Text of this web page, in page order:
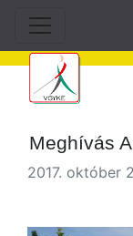
Meghívás
2017. október